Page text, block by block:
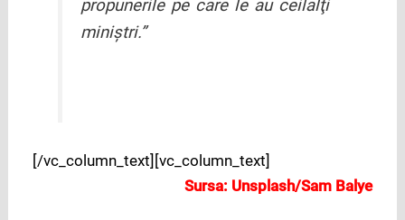
propunerile pe care le au ceilalţi
miniştri.”
[/vc_column_text][vc_column_text]
Sursa: Unsplash/Sam Balye